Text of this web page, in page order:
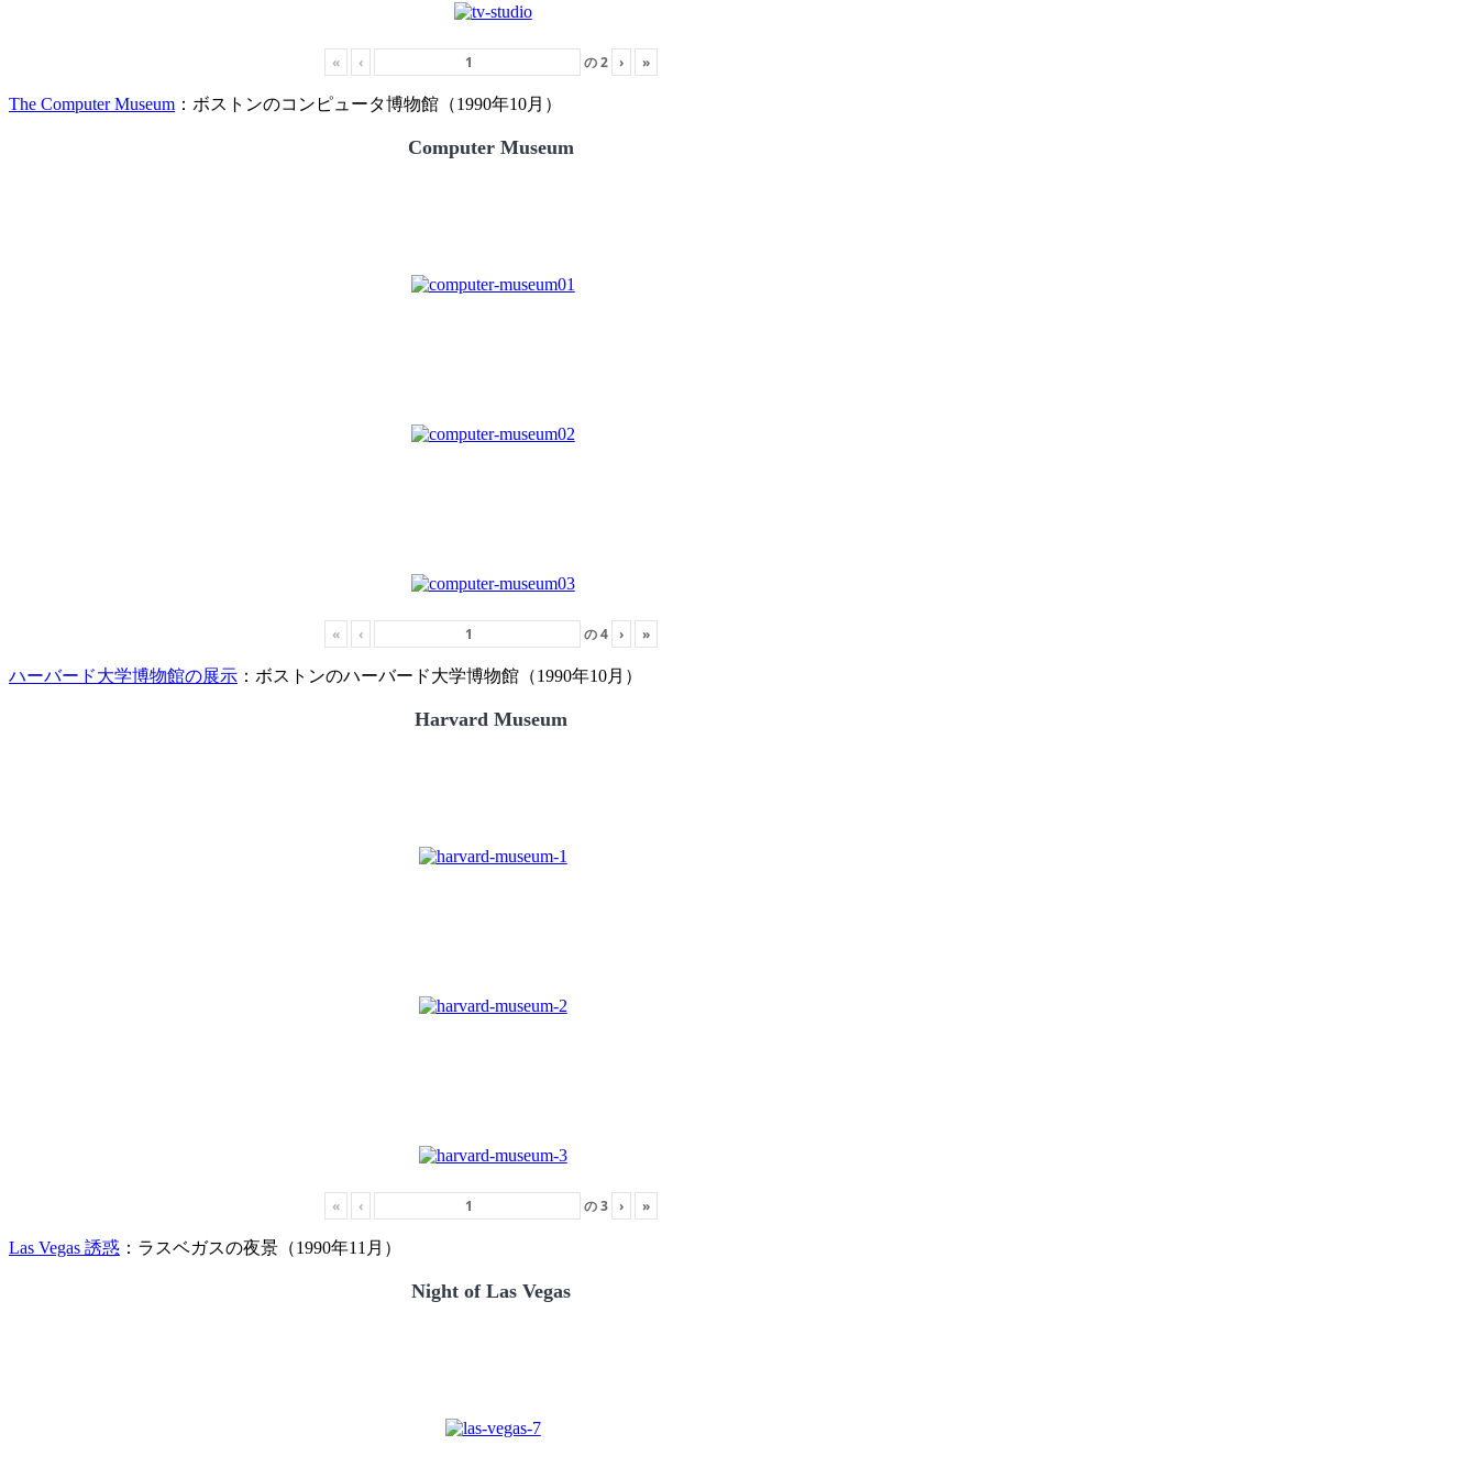
« ‹ の2 › »
The Computer Museum ：ボストンのコンピュータ博物館（1990年10月）
Computer Museum
« ‹ の4 › »
ハーバード大学博物館の展示 ：ボストンのハーバード大学博物館（1990年10月）
Harvard Museum
« ‹ の3 › »
Las Vegas 誘惑 ：ラスベガスの夜景（1990年11月）
Night of Las Vegas